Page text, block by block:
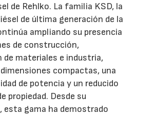
de Rehlko. La familia KSD, la
de última generación de la
ampliando su presencia
de construcción,
de materiales e industria,
compactas, una
de potencia y un reducido
propiedad. Desde su
esta gama ha demostrado